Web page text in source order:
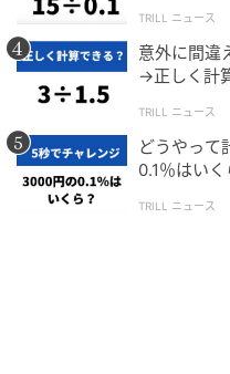
文（編集）：ニシケン
2年間、地方の学習塾に
教師として働きながら、
予想問題や適性検査の
んの受験生のためになる
人が見てもわかりやす
TRILL ニュース
意外に間違
→正しく計
TRILL ニュース
どうやって
0.1％はい
TRILL ニュース